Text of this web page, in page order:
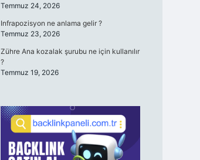
Temmuz 24, 2026
Infrapozisyon ne anlama gelir ?
Temmuz 23, 2026
Zühre Ana kozalak şurubu ne için kullanılır
?
Temmuz 19, 2026